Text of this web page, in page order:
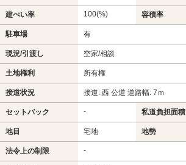
建ぺい率 100(%) 容積率
駐車場 有
現況/引渡し 空家/相談
土地権利 所有権
接道状況 接道: 西 公道 道路幅: 7ｍ
セットバック - 私道負担面積
地目 宅地 地勢
法令上の制限 -